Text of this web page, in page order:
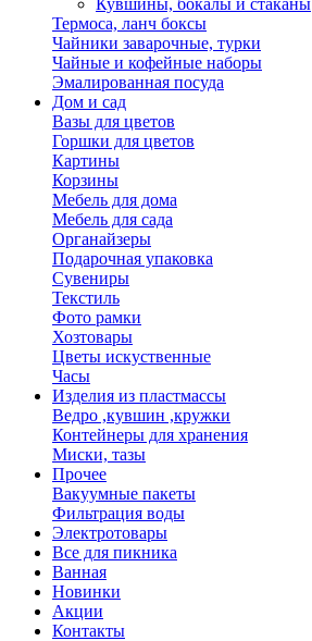
Кувшины, бокалы и стаканы
Термоса, ланч боксы
Чайники заварочные, турки
Чайные и кофейные наборы
Эмалированная посуда
Дом и сад
Вазы для цветов
Горшки для цветов
Картины
Корзины
Мебель для дома
Мебель для сада
Органайзеры
Подарочная упаковка
Сувениры
Текстиль
Фото рамки
Хозтовары
Цветы искуственные
Часы
Изделия из пластмассы
Ведро ,кувшин ,кружки
Контейнеры для хранения
Миски, тазы
Прочее
Вакуумные пакеты
Фильтрация воды
Электротовары
Все для пикника
Ванная
Новинки
Акции
Контакты